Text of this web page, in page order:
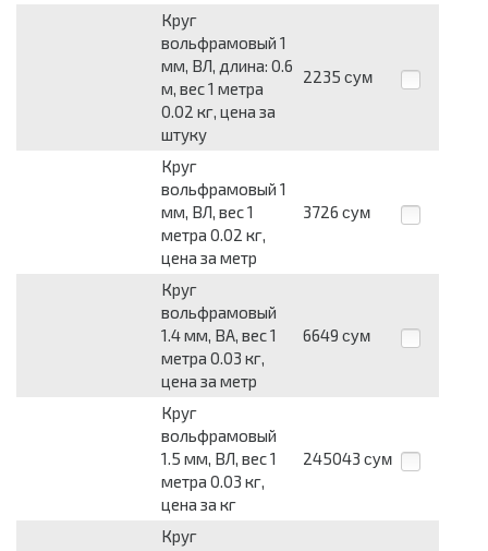
Круг
вольфрамовый 1
мм, ВЛ, длина: 0.6
м, вес 1 метра
0.02 кг, цена за
штуку
2235 сум
Круг
вольфрамовый 1
мм, ВЛ, вес 1
метра 0.02 кг,
цена за метр
3726 сум
Круг
вольфрамовый
1.4 мм, ВА, вес 1
метра 0.03 кг,
цена за метр
6649 сум
Круг
вольфрамовый
1.5 мм, ВЛ, вес 1
метра 0.03 кг,
цена за кг
245043 сум
Круг